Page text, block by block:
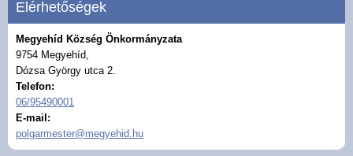
Turizmus
Gazdaság
Galéria
Elérhetőségek
Megyehíd Község Önkormányzata
9754 Megyehíd,
Dózsa György utca 2.
Telefon:
06/95490001
E-mail:
polgarmester@megyehid.hu